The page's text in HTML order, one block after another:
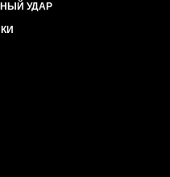
УДАР